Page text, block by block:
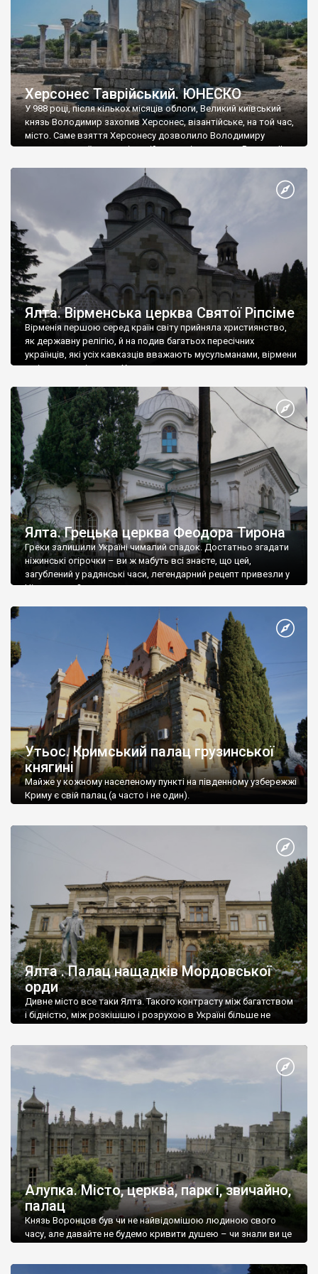
Херсонес Таврійський. ЮНЕСКО
У 988 році, після кількох місяців облоги, Великий київський
князь Володимир захопив Херсонес, візантійське, на той час,
місто. Саме взяття Херсонесу дозволило Володимиру
диктувати свої умови візантійському імператору Василю ІІ, та
Херсонесі Володимир-язичник, став Василем-християнином.
А потім було Хрещення Русі. На честь Херсонесу Таврійського
Ялта. Вірменська церква Святої Ріпсіме
Вірменія першою серед країн світу прийняла християнство,
як державну релігію, й на подив багатьох пересічних
українців, які усіх кавказців вважають мусульманами, вірмени
є відданими вірянами Христа
Ялта. Грецька церква Феодора Тирона
Греки залишили Україні чималий спадок. Достатньо згадати
ніжинські огірочки – ви ж мабуть всі знаєте, що цей,
загублений у радянські часи, легендарний рецепт привезли у
Ніжин греки?
Утьос. Кримський палац грузинської
княгині
Майже у кожному населеному пункті на південному узбережжі
Криму є свій палац (а часто і не один).
Ялта . Палац нащадків Мордовської
орди
Дивне місто все таки Ялта. Такого контрасту між багатством
і бідністю, між розкішшю і розрухою в Україні більше не
Алупка. Місто, церква, парк і, звичайно,
палац
Князь Воронцов був чи не найвідомішою людиною свого
часу, але давайте не будемо кривити душею – чи знали ви це